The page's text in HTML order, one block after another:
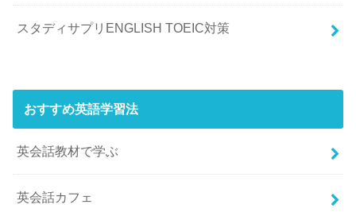
スタディサプリENGLISH TOEIC対策
おすすめ英語学習法
英会話教材で学ぶ
英会話カフェ